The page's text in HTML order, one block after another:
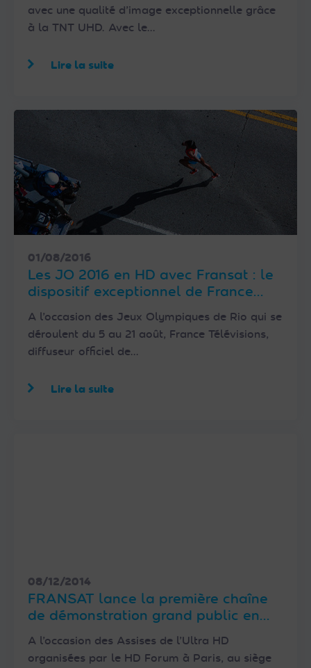
avec une qualité d’image exceptionnelle grâce
à la TNT UHD. Avec le…
Lire la suite
01/08/2016
Les JO 2016 en HD avec Fransat : le
dispositif exceptionnel de France
Télévisions
A l’occasion des Jeux Olympiques de Rio qui se
déroulent du 5 au 21 août, France Télévisions,
diffuseur officiel de…
Lire la suite
08/12/2014
FRANSAT lance la première chaîne
de démonstration grand public en
Ultra HD destinée au marché
français
A l’occasion des Assises de l’Ultra HD
organisées par le HD Forum à Paris, au siège